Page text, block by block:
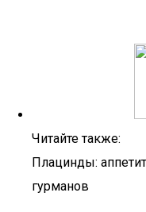
Читайте также:
Плацинды:
гурманов